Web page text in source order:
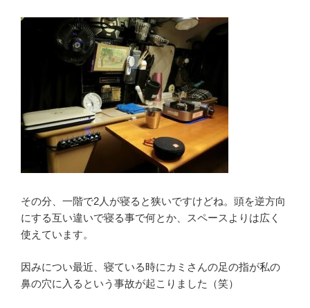
その分、一階で2人が寝ると狭いですけどね。頭を逆方向
にする互い違いで寝る事で何とか、スペースよりは広く
使えています。
因みについ最近、寝ている時にカミさんの足の指が私の
鼻の穴に入るという事故が起こりました（笑）